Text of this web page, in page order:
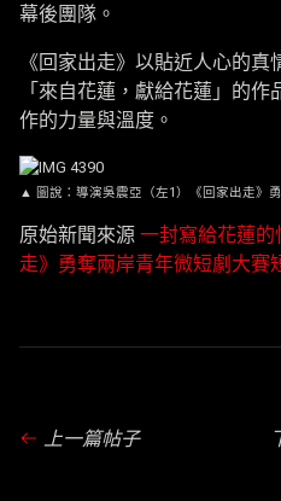
幕後團隊。
《回家出走》以貼近人心的
「來自花蓮，獻給花蓮」的
作的力量與溫度。
▲ 圖說：導演吳震亞（左1）《回家出走》
原始新聞來源 一封寫給花蓮
走》勇奪兩岸青年微短劇大賽
上一篇帖子